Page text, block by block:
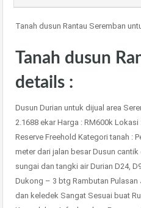
Tanah dusun Rantau Seremban
Tanah dusun
details :
Dusun Durian untuk dijual area
2.1688 ekar Harga : RM600k
Reserve Freehold Kategori tanah :
meter dari jalan besar Dusun
sungai dan tangki air Durian D24,
Dukong – 3 btg Rambutan
dan keledek Sangat Sesuai buat